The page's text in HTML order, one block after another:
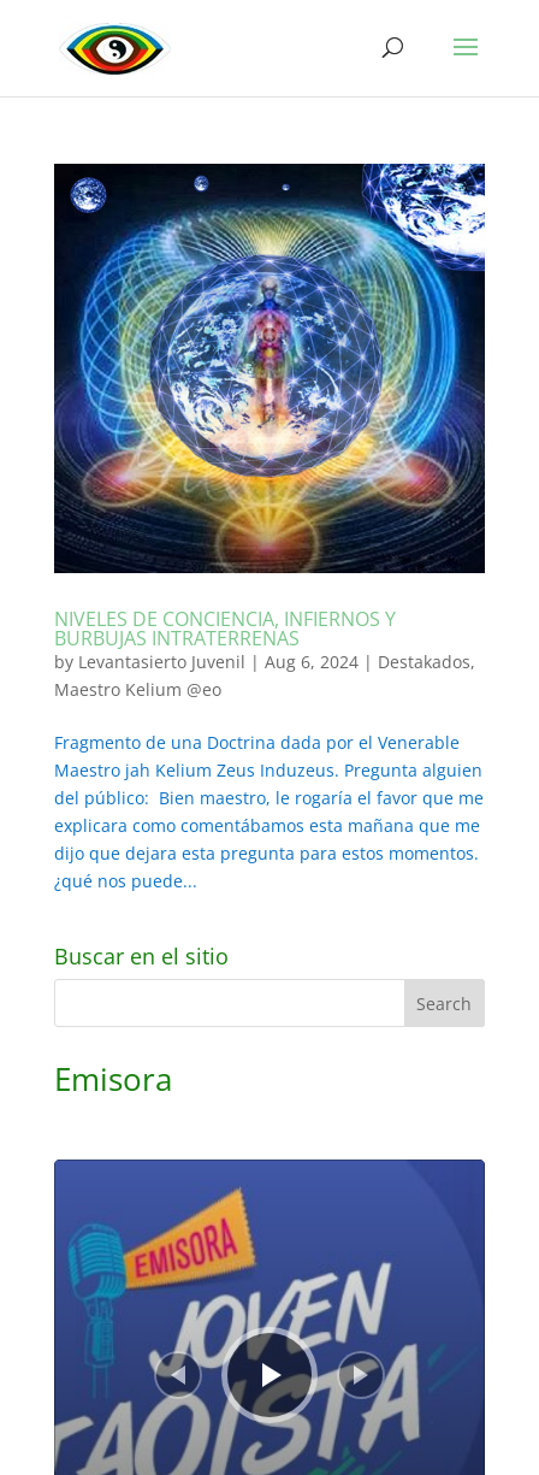
NIVELES DE CONCIENCIA, INFIERNOS Y
BURBUJAS INTRATERRENAS
by Levantasierto Juvenil | Aug 6, 2024| Destakados,
Maestro Kelium @eo
Fragmento de una Doctrina dada por el Venerable
Maestro jah Kelium Zeus Induzeus. Pregunta alguien
del público: Bien maestro, le rogaría el favor que me
explicara como comentábamos esta mañana que me
dijo que dejara esta pregunta para estos momentos.
¿qué nos puede...
Buscar en el sitio
Emisora
Audio